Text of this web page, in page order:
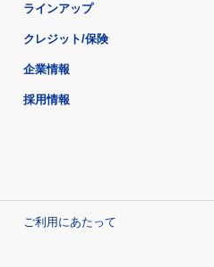
ラインアップ
クレジット/保険
企業情報
採用情報
ご利用にあたって